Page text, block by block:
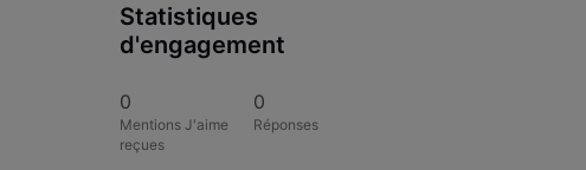
Statistiques
d'engagement
0
Mentions J'aime
reçues
0
Réponses